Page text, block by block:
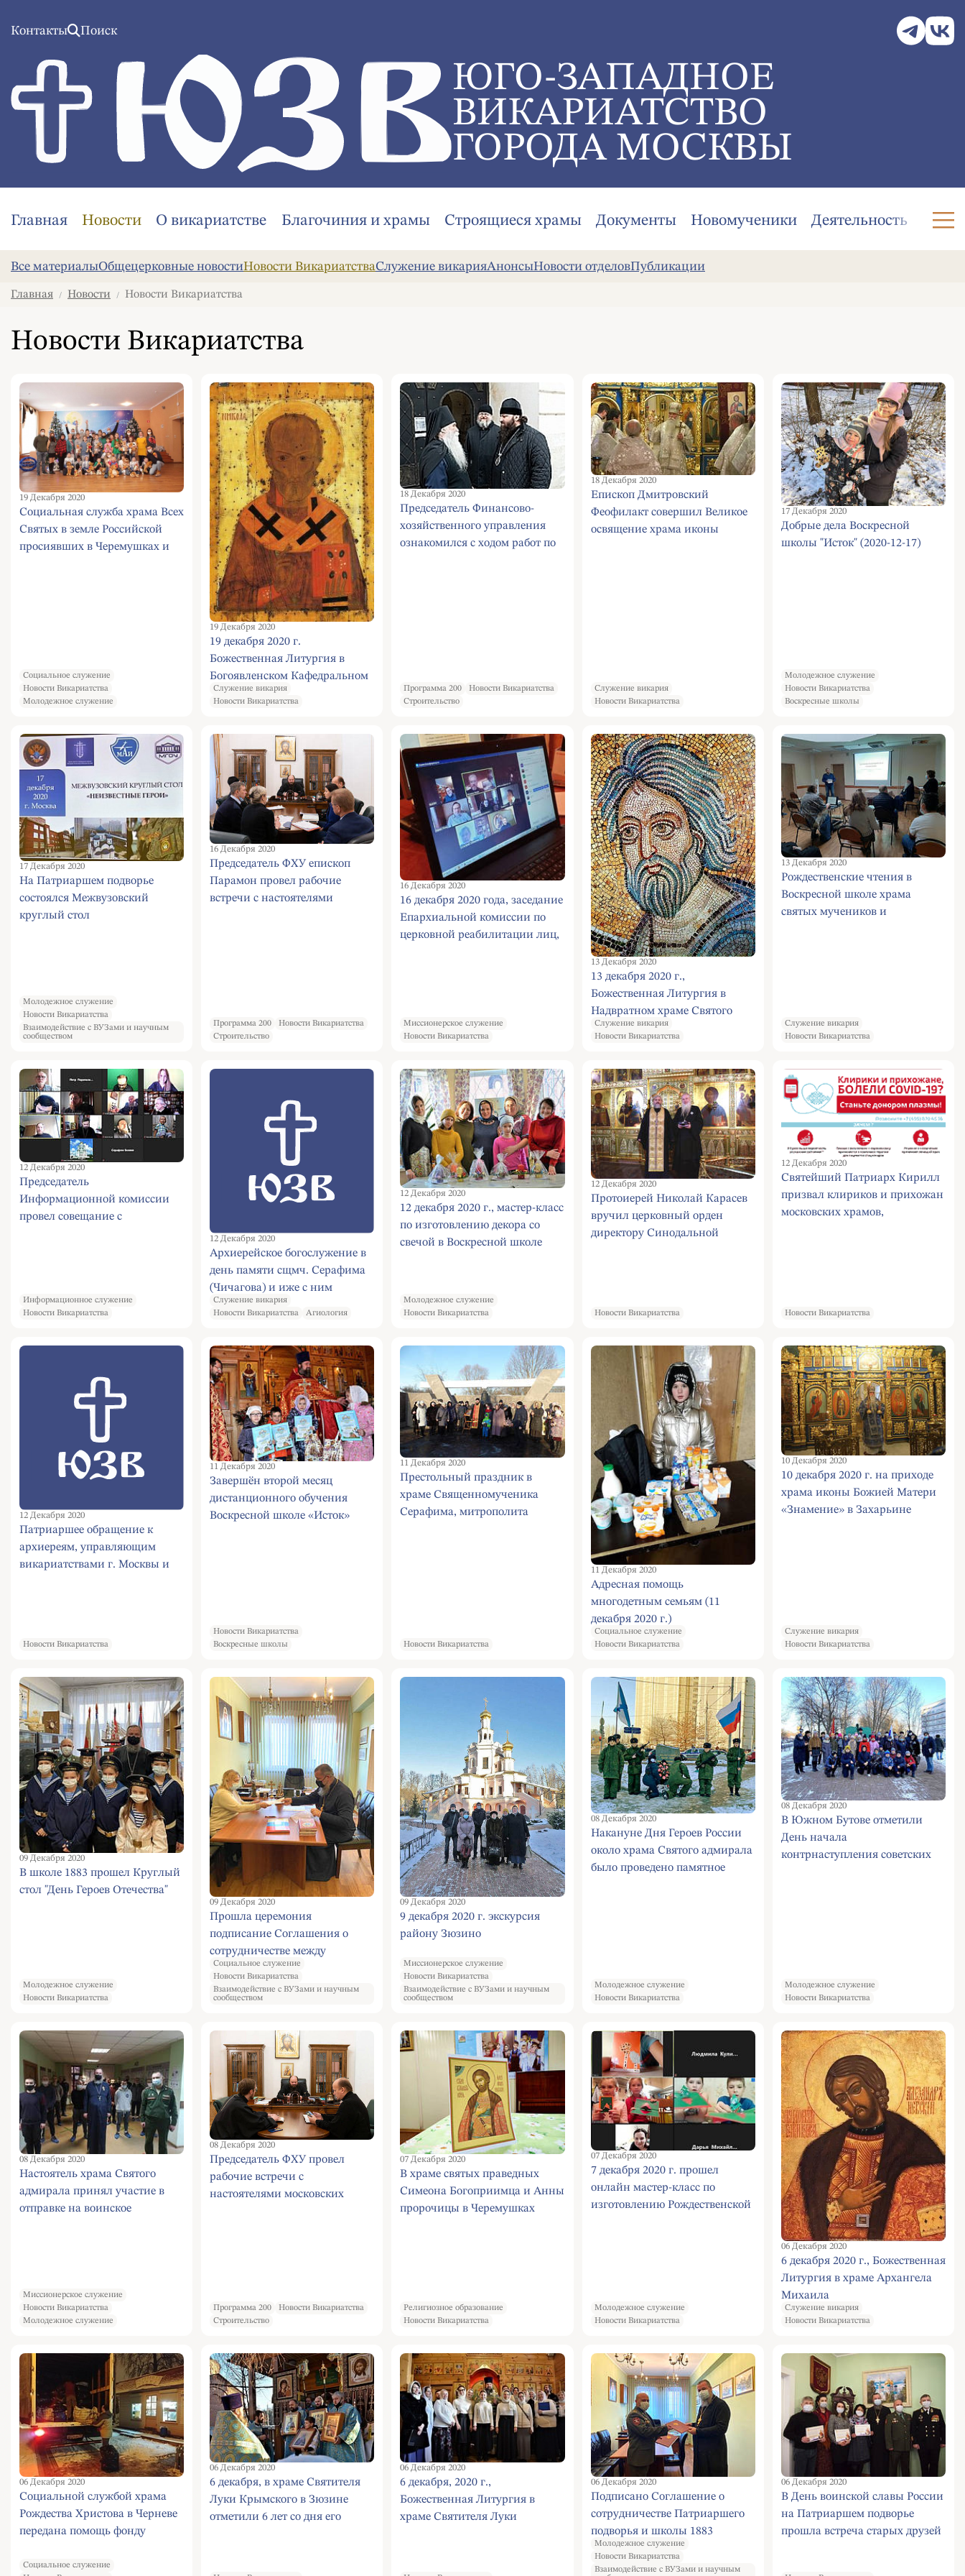
Контакты Поиск
ЮГО-ЗАПАДНОЕ
ВИКАРИАТСТВО
ГОРОДА МОСКВЫ
Главная Новости О викариатстве Благочиния и храмы Строящиеся храмы Документы Новомученики Деятельность
Все материалыОбщецерковные новостиНовости ВикариатстваСлужение викарияАнонсыНовости отделовПубликации
Главная / Новости / Новости Викариатства
Новости Викариатства
19 Декабря 2020
Cоциальная служба храма Всех
Святых в земле Российской
просиявших в Черемушках и
Социальное служение
Новости Викариатства
Молодежное служение
19 Декабря 2020
19 декабря 2020 г.
Божественная Литургия в
Богоявленском Кафедральном
Соборе в Елохове.
Служение викария
Новости Викариатства
18 Декабря 2020
Председатель Финансово-
хозяйственного управления
ознакомился с ходом работ по
Программа 200
Новости Викариатства
Строительство
18 Декабря 2020
Епископ Дмитровский
Феофилакт совершил Великое
освящение храма иконы
Служение викария
Новости Викариатства
17 Декабря 2020
Добрые дела Воскресной
школы "Исток" (2020-12-17)
Молодежное служение
Новости Викариатства
Воскресные школы
17 Декабря 2020
На Патриаршем подворье
состоялся Межвузовский
круглый стол
Молодежное служение
Новости Викариатства
Взаимодействие с ВУЗами и научным
сообществом
16 Декабря 2020
Председатель ФХУ епископ
Парамон провел рабочие
встречи с настоятелями
Программа 200
Новости Викариатства
Строительство
16 Декабря 2020
16 декабря 2020 года, заседание
Епархиальной комиссии по
церковной реабилитации лиц,
Миссионерское служение
Новости Викариатства
13 Декабря 2020
13 декабря 2020 г.,
Божественная Литургия в
Надвратном храме Святого
мученика Андрея Стратилата
монастыря
Служение викария
Новости Викариатства
13 Декабря 2020
Рождественские чтения в
Воскресной школе храма
святых мучеников и
Служение викария
Новости Викариатства
12 Декабря 2020
Председатель
Информационной комиссии
провел совещание с
Информационное служение
Новости Викариатства
12 Декабря 2020
Архиерейское богослужение в
день памяти сщмч. Серафима
(Чичагова) и иже с ним
пострадавших
Служение викария
Новости Викариатства
Агиология
12 Декабря 2020
12 декабря 2020 г., мастер-класс
по изготовлению декора со
свечой в Воскресной школе
Молодежное служение
Новости Викариатства
12 Декабря 2020
Протоиерей Николай Карасев
вручил церковный орден
директору Синодальной
Новости Викариатства
12 Декабря 2020
Святейший Патриарх Кирилл
призвал клириков и прихожан
московских храмов,
Новости Викариатства
12 Декабря 2020
Патриаршее обращение к
архиереям, управляющим
викариатствами г. Москвы и
Новости Викариатства
11 Декабря 2020
Завершён второй месяц
дистанционного обучения
Воскресной школе «Исток»
Новости Викариатства
Воскресные школы
11 Декабря 2020
Престольный праздник в
храме Священномученика
Серафима, митрополита
Новости Викариатства
11 Декабря 2020
Адресная помощь
многодетным семьям (11
декабря 2020 г.)
Социальное служение
Новости Викариатства
10 Декабря 2020
10 декабря 2020 г. на приходе
храма иконы Божией Матери
«Знамение» в Захарьине
Служение викария
Новости Викариатства
09 Декабря 2020
В школе 1883 прошел Круглый
стол "День Героев Отечества"
Молодежное служение
Новости Викариатства
09 Декабря 2020
Прошла церемония
подписание Соглашения о
сотрудничестве между
Патриаршим подворьем и
Советом ветеранов района
Южное Бутово
Социальное служение
Новости Викариатства
Взаимодействие с ВУЗами и научным
сообществом
09 Декабря 2020
9 декабря 2020 г. экскурсия
району Зюзино
Миссионерское служение
Новости Викариатства
Взаимодействие с ВУЗами и научным
сообществом
08 Декабря 2020
Накануне Дня Героев России
около храма Святого адмирала
было проведено памятное
Молодежное служение
Новости Викариатства
08 Декабря 2020
В Южном Бутове отметили
День начала
контрнаступления советских
Молодежное служение
Новости Викариатства
08 Декабря 2020
Настоятель храма Святого
адмирала принял участие в
отправке на воинское
Миссионерское служение
Новости Викариатства
Молодежное служение
08 Декабря 2020
Председатель ФХУ провел
рабочие встречи с
настоятелями московских
Программа 200
Новости Викариатства
Строительство
07 Декабря 2020
В храме святых праведных
Симеона Богоприимца и Анны
пророчицы в Черемушках
Религиозное образование
Новости Викариатства
07 Декабря 2020
7 декабря 2020 г. прошел
онлайн мастер-класс по
изготовлению Рождественской
Молодежное служение
Новости Викариатства
06 Декабря 2020
6 декабря 2020 г., Божественная
Литургия в храме Архангела
Михаила
Служение викария
Новости Викариатства
06 Декабря 2020
Социальной службой храма
Рождества Христова в Черневе
передана помощь фонду
Социальное служение
06 Декабря 2020
6 декабря, в храме Святителя
Луки Крымского в Зюзине
отметили 6 лет со дня его
06 Декабря 2020
6 декабря, 2020 г.,
Божественная Литургия в
храме Святителя Луки
06 Декабря 2020
Подписано Соглашение о
сотрудничестве Патриаршего
подворья и школы 1883
Молодежное служение
Новости Викариатства
Взаимодействие с ВУЗами и научным
06 Декабря 2020
В День воинской славы России
на Патриаршем подворье
прошла встреча старых друзей